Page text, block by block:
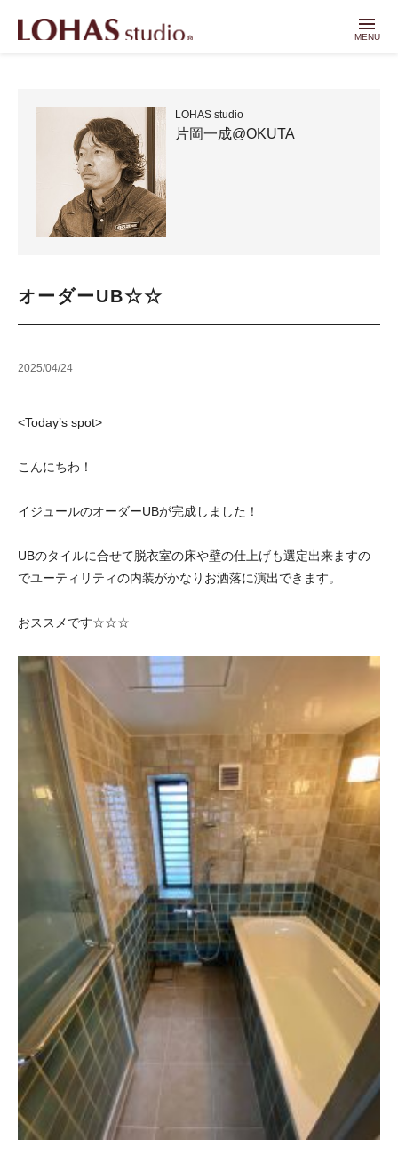
menu
MENU
LOHAS studio
片岡一成@OKUTA
オーダーUB☆☆
2025/04/24
<Today’s spot>
こんにちわ！
イジュールのオーダーUBが完成しました！
UBのタイルに合せて脱衣室の床や壁の仕上げも選定出来ますの
でユーティリティの内装がかなりお洒落に演出できます。
おススメです☆☆☆